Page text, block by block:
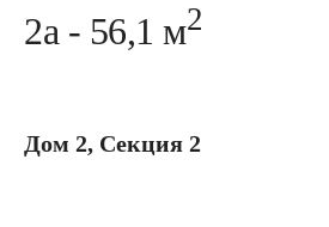
2а - 56,1 м2
Дом 2, Секция 2